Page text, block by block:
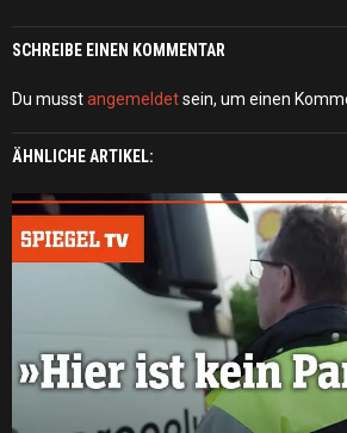
SCHREIBE EINEN KOMMENTAR
Du musstangemeldetsein, um einen
ÄHNLICHE ARTIKEL: